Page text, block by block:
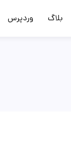
بلاگ وردپرس